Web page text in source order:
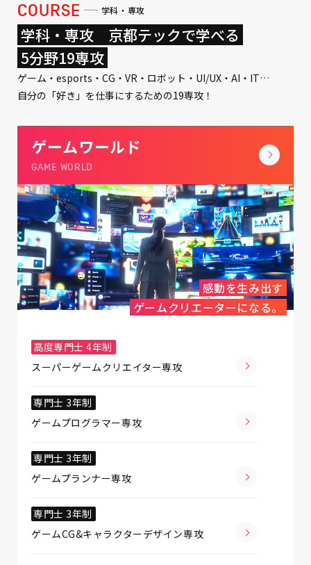
COURSE 学科・専攻
学科・専攻 京都テックで学べる
5分野19専攻
ゲーム・esports・CG・VR・ロボット・UI/UX・AI・IT…
自分の「好き」を仕事にするための19専攻！
ゲームワールド
GAME WORLD
感動を生み出す
ゲームクリエーターになる。
高度専門士 4年制
スーパーゲームクリエイター専攻
専門士 3年制
ゲームプログラマー専攻
専門士 3年制
ゲームプランナー専攻
専門士 3年制
ゲームCG&キャラクターデザイン専攻